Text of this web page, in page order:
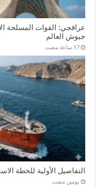
عراقجي: القوات المسلحة
جيوش العالم
‏17 ساعة مضت
التفاصيل الأولية للخطة
‏يومين مضت